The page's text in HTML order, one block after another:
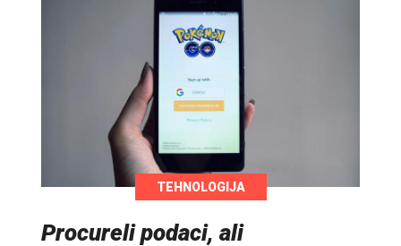
TEHNOLOGIJA
Procureli podaci, ali